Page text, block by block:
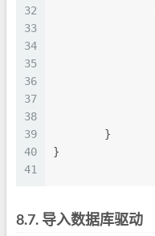
32
33
34
35
36
37
38
39
40
41
	}
}
8.7. 导入数据库驱动